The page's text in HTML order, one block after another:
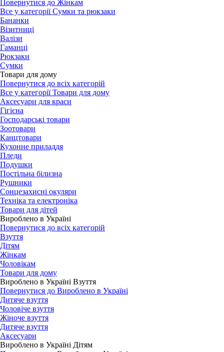
Повернутися до Жінкам
Все у категорії Сумки та рюкзаки
Бананки
Візитниці
Валізи
Гаманці
Рюкзаки
Сумки
Товари для дому
Повернутися до всіх категорій
Все у категорії Товари для дому
Аксесуари для краси
Гігієна
Господарські товари
Зоотовари
Канцтовари
Кухонне приладдя
Пледи
Подушки
Постільна білизна
Рушники
Сонцезахисні окуляри
Техніка та електроніка
Товари для дітей
Вироблено в Україні
Повернутися до всіх категорій
Взуття
Дітям
Жінкам
Чоловікам
Товари для дому
Вироблено в Україні Взуття
Повернутися до Вироблено в Україні
Дитяче взуття
Чоловіче взуття
Жіноче взуття
Дитяче взуття
Аксесуари
Вироблено в Україні Дітям